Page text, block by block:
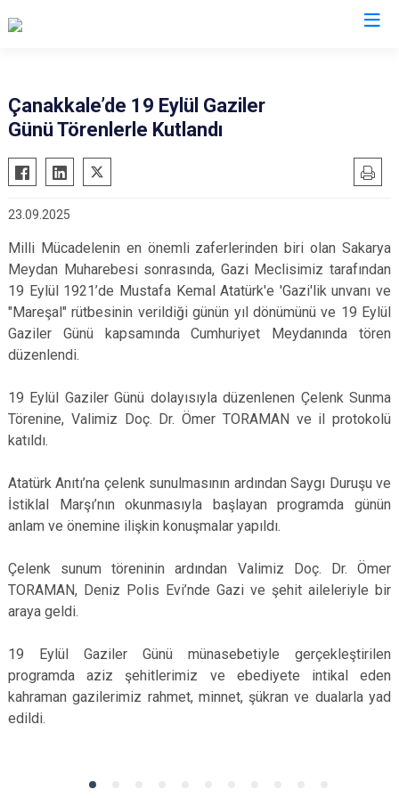
Çanakkale’de 19 Eylül Gaziler
Günü Törenlerle Kutlandı
23.09.2025
Milli Mücadelenin en önemli zaferlerinden biri olan Sakarya
Meydan Muharebesi sonrasında, Gazi Meclisimiz tarafından
19 Eylül 1921’de Mustafa Kemal Atatürk'e 'Gazi'lik unvanı ve
"Mareşal" rütbesinin verildiği günün yıl dönümünü ve 19 Eylül
Gaziler Günü kapsamında Cumhuriyet Meydanında tören
düzenlendi.
19 Eylül Gaziler Günü dolayısıyla düzenlenen Çelenk Sunma
Törenine, Valimiz Doç. Dr. Ömer TORAMAN ve il protokolü
katıldı.
Atatürk Anıtı’na çelenk sunulmasının ardından Saygı Duruşu ve
İstiklal Marşı’nın okunmasıyla başlayan programda günün
anlam ve önemine ilişkin konuşmalar yapıldı.
Çelenk sunum töreninin ardından Valimiz Doç. Dr. Ömer
TORAMAN, Deniz Polis Evi’nde Gazi ve şehit aileleriyle bir
araya geldi.
19 Eylül Gaziler Günü münasebetiyle gerçekleştirilen
programda aziz şehitlerimiz ve ebediyete intikal eden
kahraman gazilerimiz rahmet, minnet, şükran ve dualarla yad
edildi.